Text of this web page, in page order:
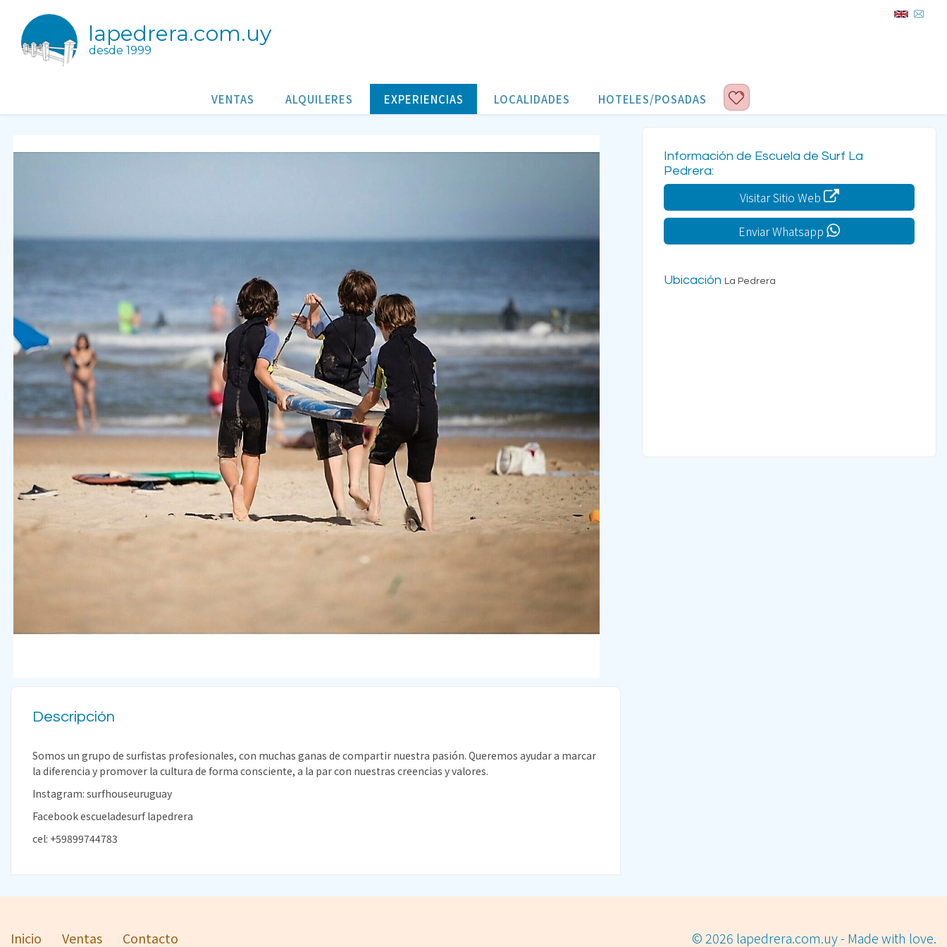
lapedrera.com.uy
desde 1999
VENTAS ALQUILERES EXPERIENCIAS LOCALIDADES HOTELES/POSADAS
Escuela de Surf La Pedrera
Descripción
Somos un grupo de surfistas profesionales, con muchas ganas de compartir nuestra pasión. Queremos ayudar a marcar
la diferencia y promover la cultura de forma consciente, a la par con nuestras creencias y valores.
Instagram: surfhouseuruguay
Facebook escueladesurf lapedrera
cel: +59899744783
Información de Escuela de Surf La
Pedrera:
Visitar Sitio Web
Enviar Whatsapp
Ubicación La Pedrera
Inicio Ventas Contacto © 2026 lapedrera.com.uy - Made with love.